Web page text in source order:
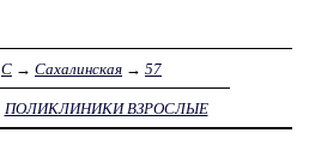
С → Сахалинская → 57
ПОЛИКЛИНИКИ ВЗРОСЛЫЕ